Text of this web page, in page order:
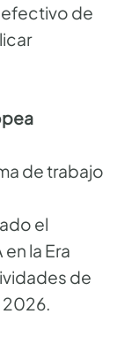
efectivo de
de trabajo
el
la Era
de
2026.